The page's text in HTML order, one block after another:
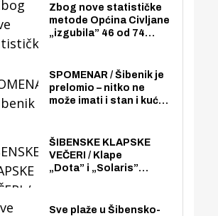
Zbog nove statističke
metode Općina Civljane
„izgubila” 46 od 74
nego radno sposobnih
osoba među svojih 170
stanovnika.
SPOMENAR / Šibenik je
prelomio – nitko ne
može imati i stan i kuću
šibenskom području pa
ni na Jadriji.
ŠIBENSKE KLAPSKE
VEČERI / Klape
„Dota” i „Solaris”
loži
Sve plaže u Šibensko-